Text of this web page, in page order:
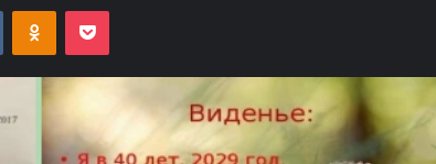
VKontakteOdnoklassniki
Pocket